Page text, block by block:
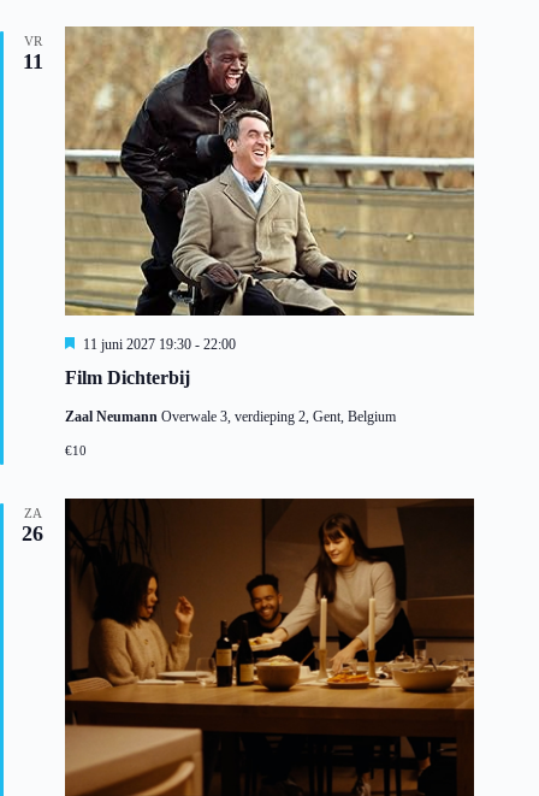
VR
11
Film Dichterbij
U
t
e
i
h
11 juni 2027 19:30 - 22:00
Zaal Neumann Overwale 3, verdieping 2, Gent, Belgium
€10
ZA
26